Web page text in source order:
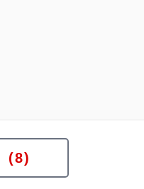
(8)